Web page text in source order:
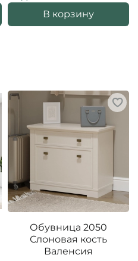
В корзину
Обувница 2050
Слоновая кость
Валенсия